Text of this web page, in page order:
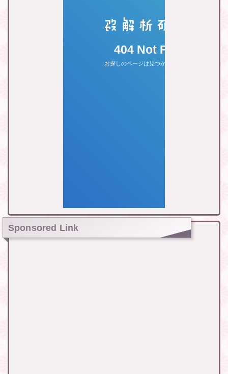
Sponsored Link